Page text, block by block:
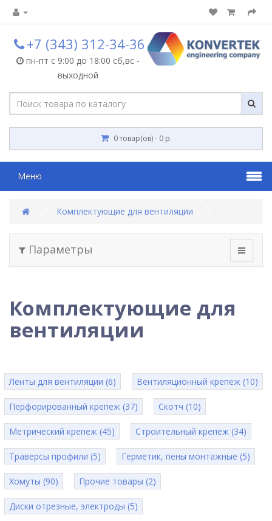
+7 (343) 312-34-36
пн-пт с 9:00 до 18:00 сб,вс -
выходной
0 товар(ов) - 0 р.
Меню
Комплектующие для вентиляции
Параметры
Комплектующие для
вентиляции
Ленты для вентиляции (6) Вентиляционный крепеж (10)
Перфорированный крепеж (37) Скотч (10)
Метрический крепеж (45) Строительный крепеж (34)
Траверсы профили (5) Герметик, пены монтажные (5)
Хомуты (90) Прочие товары (2)
Диски отрезные, электроды (5)